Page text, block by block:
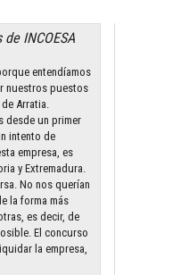
INCOESA
entendíamos
nuestros puestos
Arratia.
desde un primer
intento de
empresa, es
y Extremadura.
No nos querían
la forma más
es decir, de
El concurso
la empresa,